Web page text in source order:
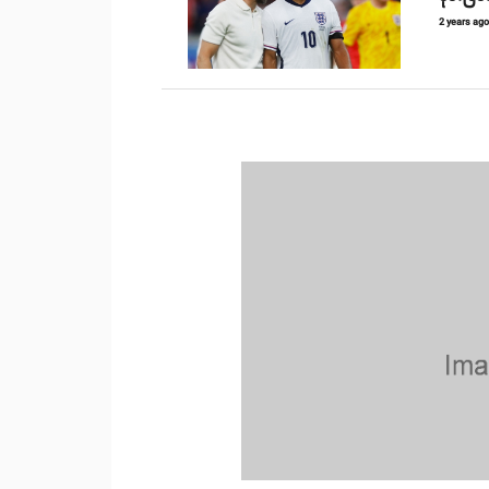
2 years ago